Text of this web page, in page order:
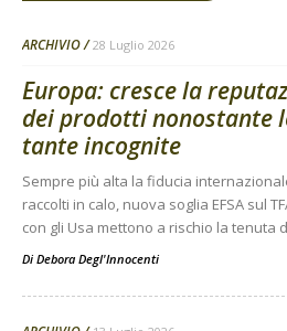
ARCHIVIO 28 Luglio 2026
Europa: cresce la
dei prodotti nonostante
tante incognite
Sempre più alta la fiducia
raccolti in calo, nuova soglia EFSA sul
con gli Usa mettono a rischio la tenuta
Di Debora Degl'Innocenti